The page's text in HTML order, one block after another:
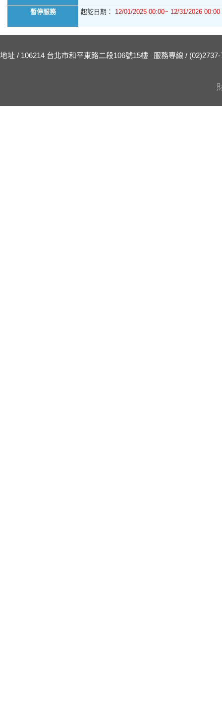
暫停服務 起訖日期： 12/01/2025 00:00~ 12/31/2026 00:00
地址 / 106214 台北市和平東路二段106號15樓 服務專線 / (02)2737-